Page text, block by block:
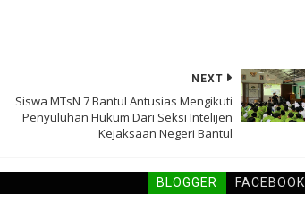
NEXT
Siswa MTsN 7 Bantul Antusias Mengikuti
Penyuluhan Hukum Dari Seksi Intelijen
Kejaksaan Negeri Bantul
BLOGGER FACEBOOK